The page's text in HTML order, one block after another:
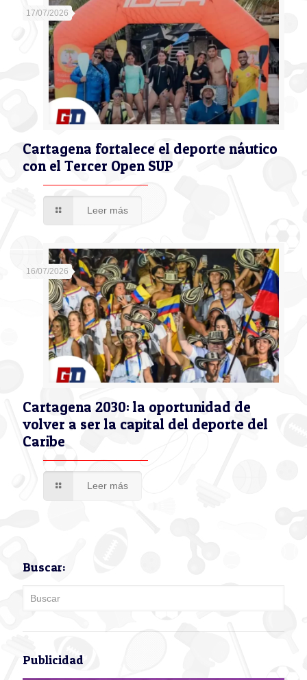
17/07/2026
Cartagena fortalece el deporte náutico
con el Tercer Open SUP
Leer más
16/07/2026
Cartagena 2030: la oportunidad de
volver a ser la capital del deporte del
Caribe
Leer más
Buscar:
Publicidad